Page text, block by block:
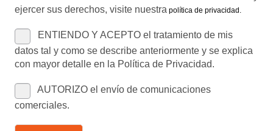
ejercer sus derechos, visite nuestra política de privacidad .
ENTIENDO Y ACEPTO el tratamiento de mis
datos tal y como se describe anteriormente y se explica
con mayor detalle en la Política de Privacidad.
AUTORIZO el envío de comunicaciones
comerciales.